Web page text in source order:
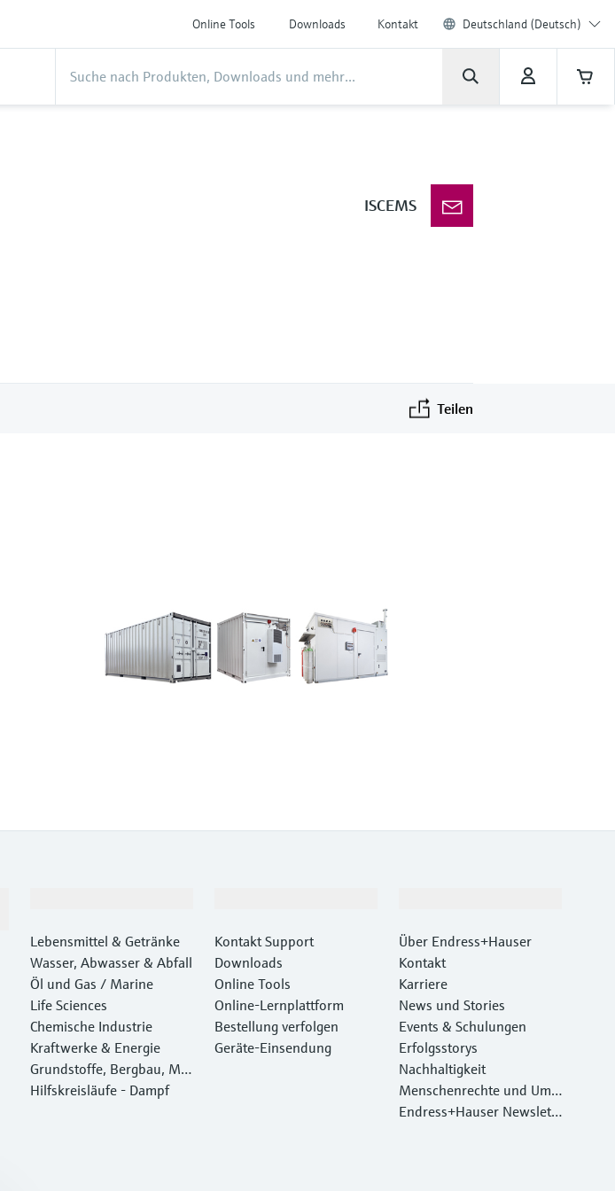
Online Tools Downloads Kontakt Deutschland (Deutsch)
ISCEMS
Teilen
Lebensmittel & Getränke
Wasser, Abwasser & Abfall
Öl und Gas / Marine
Life Sciences
Chemische Industrie
Kraftwerke & Energie
Grundstoffe, Bergbau, Met
alle
Hilfskreisläufe - Dampf
Kontakt Support
Downloads
Online Tools
Online-Lernplattform
Bestellung verfolgen
Geräte‑Einsendung
Über Endress+Hauser
Kontakt
Karriere
News und Stories
Events & Schulungen
Erfolgsstorys
Nachhaltigkeit
Menschenrechte und Umw
eltschutz
Endress+Hauser Newslett